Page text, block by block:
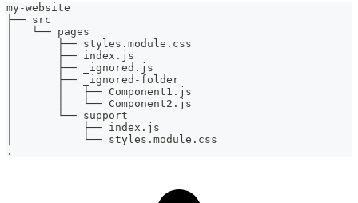
my-website
├── src
│   └── pages
│       ├── styles.module.css
│       ├── index.js
│       ├── _ignored.js
│       ├── _ignored-folder
│       │   ├── Component1.js
│       │   └── Component2.js
│       └── support
│           ├── index.js
│           └── styles.module.css
.